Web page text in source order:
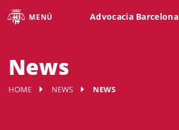
MENÚ Advocacia Barcelona
News
HOME NEWS NEWS